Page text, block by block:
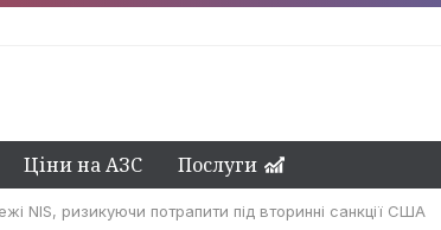
Ціни на АЗС Послуги
NIS, ризикуючи потрапити під вторинні санкції США